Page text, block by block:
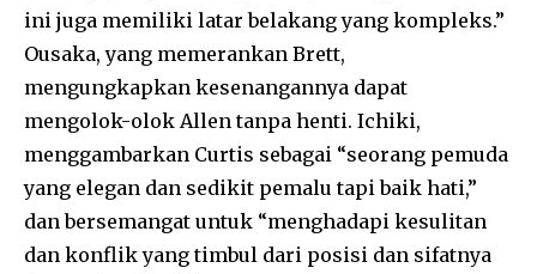
ini juga memiliki latar belakang yang kompleks.”
Ousaka, yang memerankan Brett,
mengungkapkan kesenangannya dapat
mengolok-olok Allen tanpa henti. Ichiki,
menggambarkan Curtis sebagai “seorang pemuda
yang elegan dan sedikit pemalu tapi baik hati,”
dan bersemangat untuk “menghadapi kesulitan
dan konflik yang timbul dari posisi dan sifatnya